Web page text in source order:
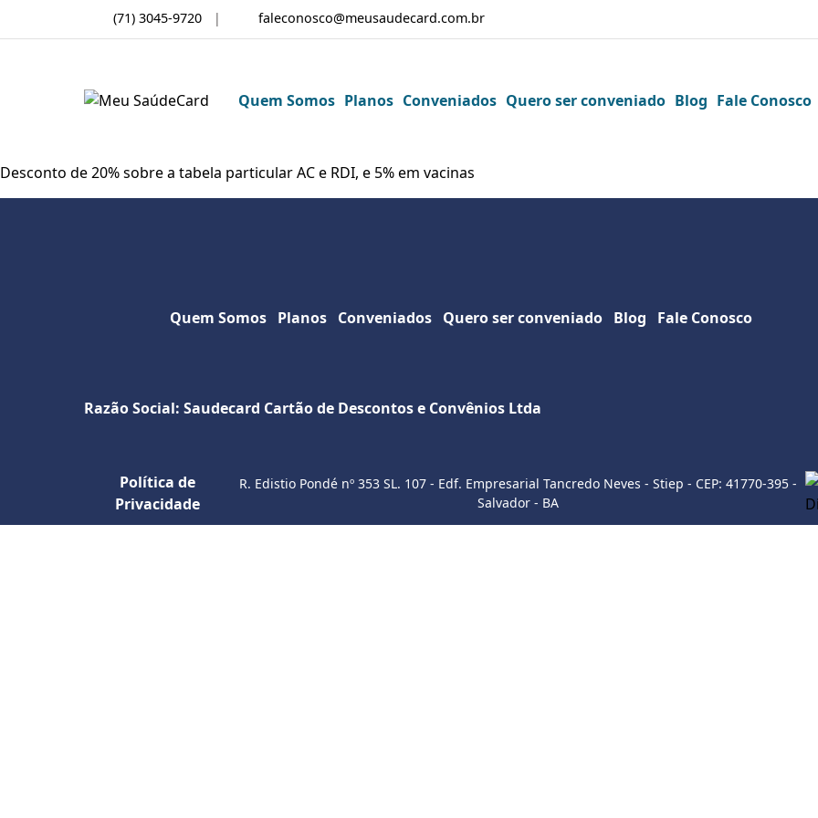
(71) 3045-9720 faleconosco@meusaudecard.com.br
Quem Somos Planos Conveniados Quero ser conveniado Blog Fale Conosco
Como utilizar
Desconto de 20% sobre a tabela particular AC e RDI, e 5% em vacinas
Quem Somos Planos Conveniados Quero ser conveniado Blog Fale Conosco
Razão Social: Saudecard Cartão de Descontos e Convênios Ltda
Política de
Privacidade
R. Edistio Pondé nº 353 SL. 107 - Edf. Empresarial Tancredo Neves - Stiep - CEP: 41770-395 -
Salvador - BA